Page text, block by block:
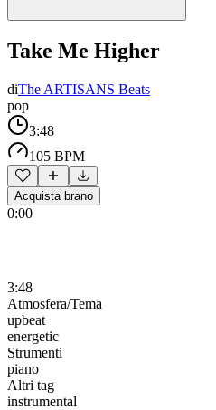
Take Me Higher
diThe ARTISANS Beats
pop
3:48
105 BPM
Acquista brano
0:00
3:48
Atmosfera/Tema
upbeat
energetic
Strumenti
piano
Altri tag
instrumental